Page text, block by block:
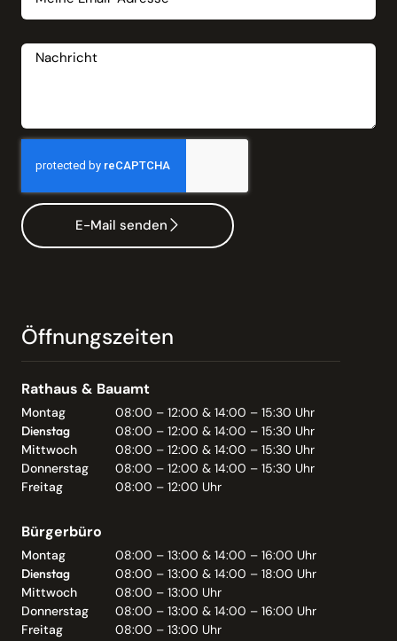
E-Mail senden
Öffnungszeiten
Rathaus & Bauamt
Montag
08:00 – 12:00 & 14:00 – 15:30 Uhr
Dienstag
08:00 – 12:00 & 14:00 – 15:30 Uhr
Mittwoch
08:00 – 12:00 & 14:00 – 15:30 Uhr
Donnerstag
08:00 – 12:00 & 14:00 – 15:30 Uhr
Freitag
08:00 – 12:00 Uhr
Bürgerbüro
Montag
08:00 – 13:00 & 14:00 – 16:00 Uhr
Dienstag
08:00 – 13:00 & 14:00 – 18:00 Uhr
Mittwoch
08:00 – 13:00 Uhr
Donnerstag
08:00 – 13:00 & 14:00 – 16:00 Uhr
Freitag
08:00 – 13:00 Uhr